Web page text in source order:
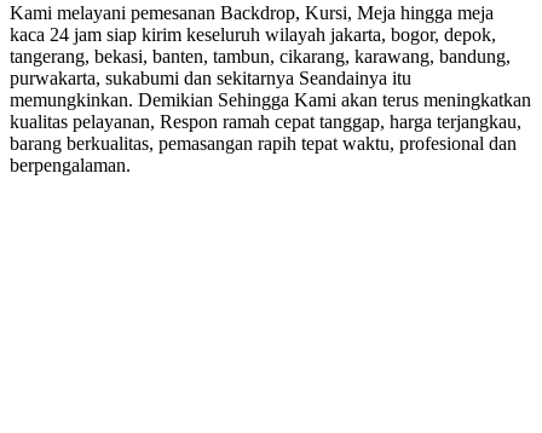
Kami melayani pemesanan Backdrop, Kursi, Meja hingga meja
kaca 24 jam siap kirim keseluruh wilayah jakarta, bogor, depok,
tangerang, bekasi, banten, tambun, cikarang, karawang, bandung,
purwakarta, sukabumi dan sekitarnya Seandainya itu
memungkinkan. Demikian Sehingga Kami akan terus meningkatkan
kualitas pelayanan, Respon ramah cepat tanggap, harga terjangkau,
barang berkualitas, pemasangan rapih tepat waktu, profesional dan
berpengalaman.